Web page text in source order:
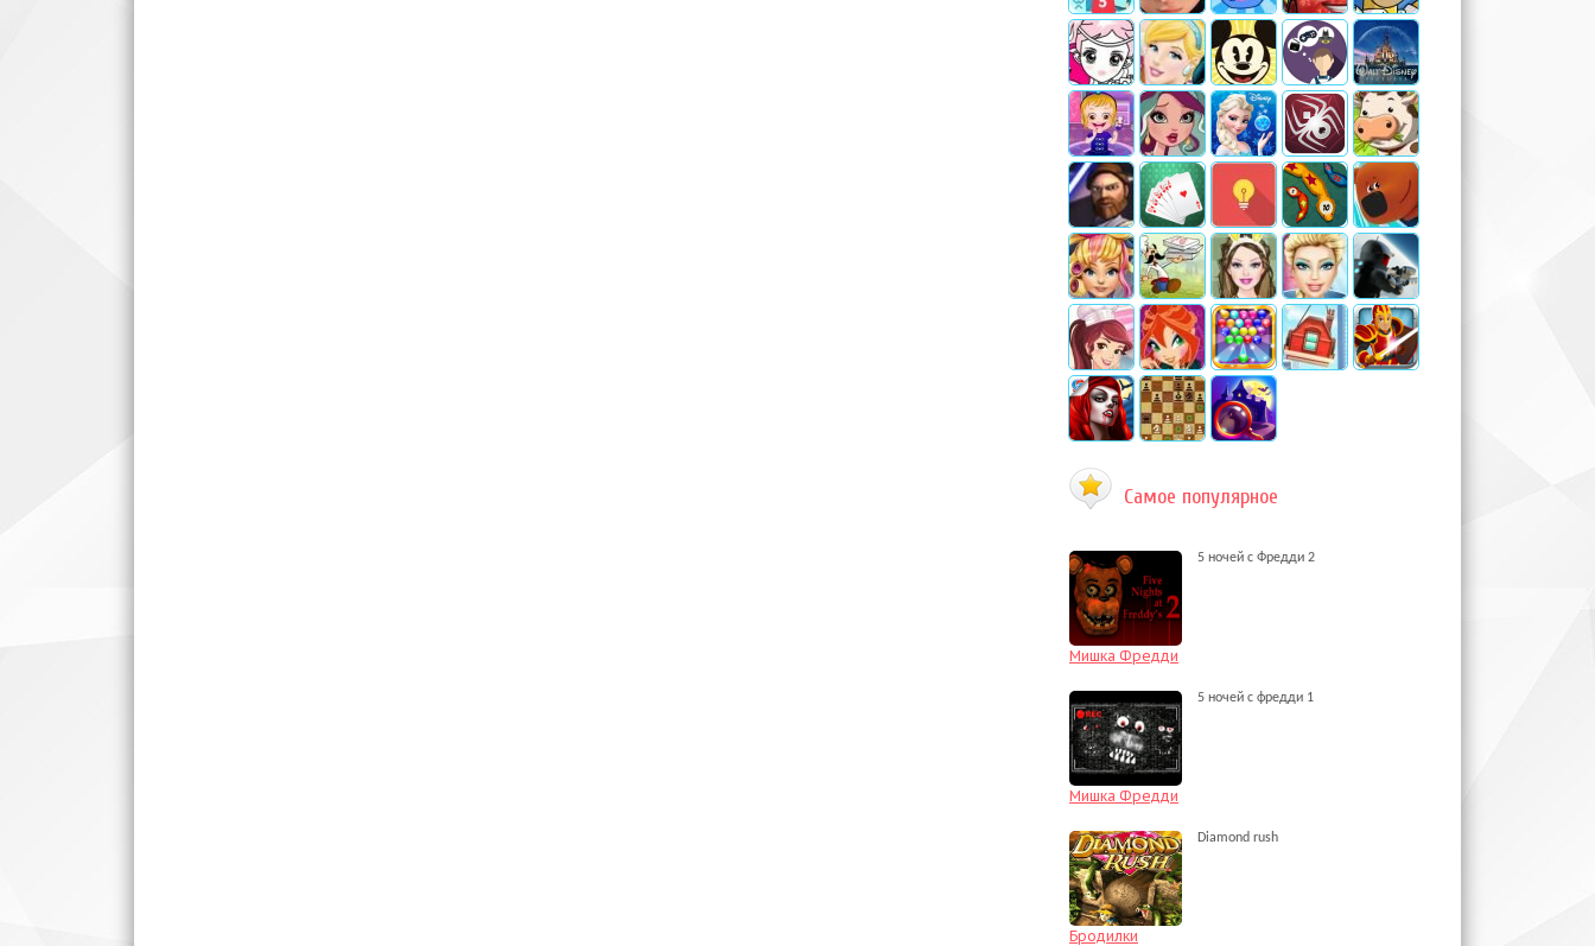
Самое популярное
5 ночей с Фредди 2
Мишка Фредди
5 ночей с фредди 1
Мишка Фредди
Diamond rush
Бродилки